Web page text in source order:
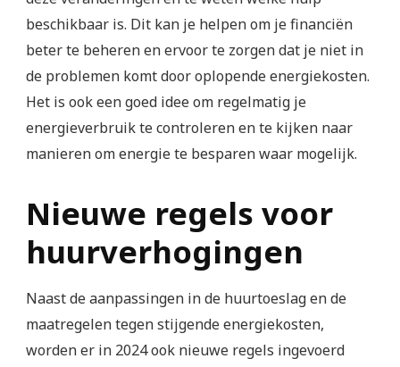
beschikbaar is. Dit kan je helpen om je financiën
beter te beheren en ervoor te zorgen dat je niet in
de problemen komt door oplopende energiekosten.
Het is ook een goed idee om regelmatig je
energieverbruik te controleren en te kijken naar
manieren om energie te besparen waar mogelijk.
Nieuwe regels voor
huurverhogingen
Naast de aanpassingen in de huurtoeslag en de
maatregelen tegen stijgende energiekosten,
worden er in 2024 ook nieuwe regels ingevoerd